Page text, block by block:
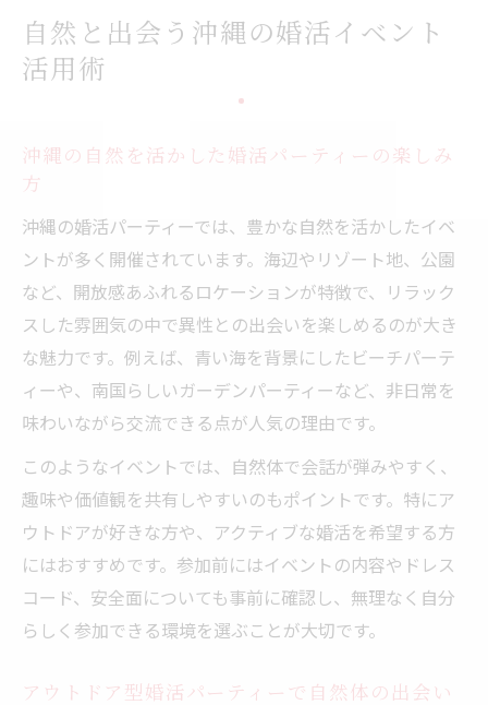
自然と出会う沖縄の婚活イベント
活用術
沖縄の自然を活かした婚活パーティーの楽しみ
方
沖縄の婚活パーティーでは、豊かな自然を活かしたイベ
ントが多く開催されています。海辺やリゾート地、公園
など、開放感あふれるロケーションが特徴で、リラック
スした雰囲気の中で異性との出会いを楽しめるのが大き
な魅力です。例えば、青い海を背景にしたビーチパーテ
ィーや、南国らしいガーデンパーティーなど、非日常を
味わいながら交流できる点が人気の理由です。
このようなイベントでは、自然体で会話が弾みやすく、
趣味や価値観を共有しやすいのもポイントです。特にア
ウトドアが好きな方や、アクティブな婚活を希望する方
にはおすすめです。参加前にはイベントの内容やドレス
コード、安全面についても事前に確認し、無理なく自分
らしく参加できる環境を選ぶことが大切です。
アウトドア型婚活パーティーで自然体の出会い